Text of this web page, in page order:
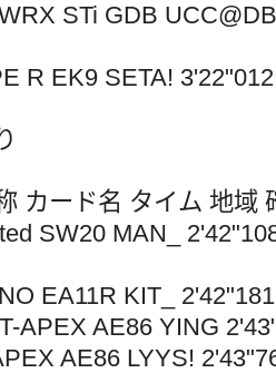
STi GDB
R EK9 SETA!
カード名 タイム 地域
SW20 MAN_
EA11R KIT_
APEX AE86 YING
AE86 LYYS!